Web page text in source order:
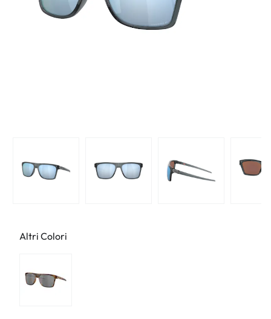
Altri Colori